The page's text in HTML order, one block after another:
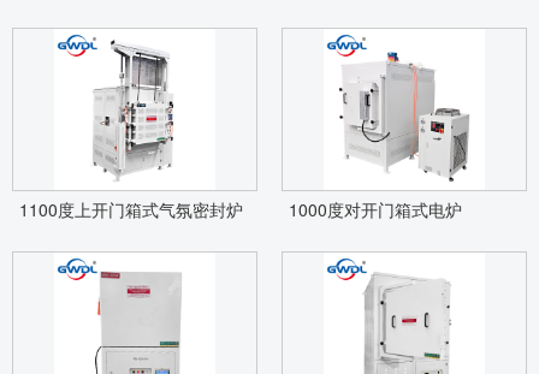
1100度上开门箱式气氛密封炉 1000度对开门箱式电炉